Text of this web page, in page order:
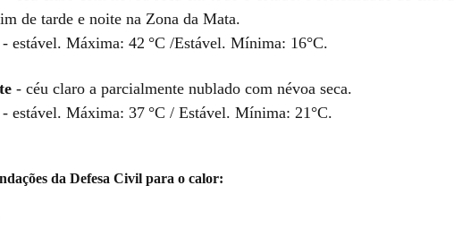
de tarde e noite na Zona da Mata.
- estável. Máxima: 42 °C /Estável. Mínima: 16°C.
- céu claro a parcialmente nublado com névoa seca.
- estável. Máxima: 37 °C / Estável. Mínima: 21°C.
da Defesa Civil para o calor: